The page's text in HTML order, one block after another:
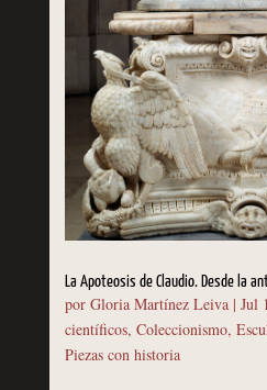
La Apoteosis de Claudio. Desde la
por Gloria Martínez Leiva| Jul
científicos, Coleccionismo,
Piezas con historia